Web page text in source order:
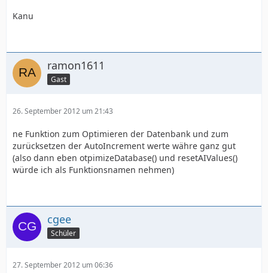
Kanu
ramon1611
Gast
26. September 2012 um 21:43
ne Funktion zum Optimieren der Datenbank und zum
zurücksetzen der AutoIncrement werte währe ganz gut
(also dann eben otpimizeDatabase() und resetAIValues()
würde ich als Funktionsnamen nehmen)
cgee
Schüler
27. September 2012 um 06:36